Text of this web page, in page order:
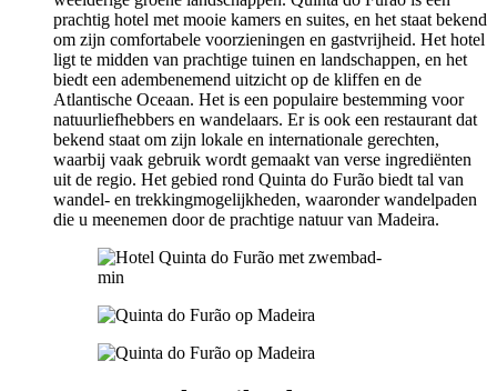
prachtig hotel met mooie kamers en suites, en het staat bekend
om zijn comfortabele voorzieningen en gastvrijheid. Het hotel
ligt te midden van prachtige tuinen en landschappen, en het
biedt een adembenemend uitzicht op de kliffen en de
Atlantische Oceaan. Het is een populaire bestemming voor
natuurliefhebbers en wandelaars. Er is ook een restaurant dat
bekend staat om zijn lokale en internationale gerechten,
waarbij vaak gebruik wordt gemaakt van verse ingrediënten
uit de regio. Het gebied rond Quinta do Furão biedt tal van
wandel- en trekkingmogelijkheden, waaronder wandelpaden
die u meenemen door de prachtige natuur van Madeira.